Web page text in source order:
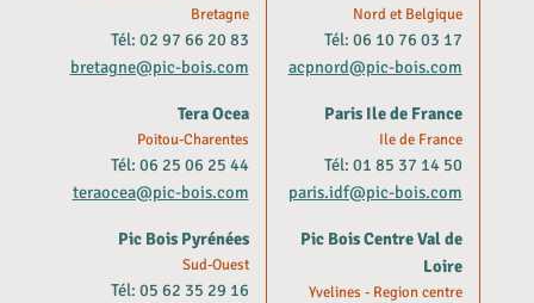
Bretagne
Tél: 02 97 66 20 83
bretagne@pic-bois.com
Tera Ocea
Poitou-Charentes
Tél: 06 25 06 25 44
teraocea@pic-bois.com
Pic Bois Pyrénées
Sud-Ouest
Tél: 05 62 35 29 16
Nord et Belgique
Tél: 06 10 76 03 17
acpnord@pic-bois.com
Paris Ile de France
Ile de France
Tél: 01 85 37 14 50
paris.idf@pic-bois.com
Pic Bois Centre Val de
Loire
Yvelines - Region centre